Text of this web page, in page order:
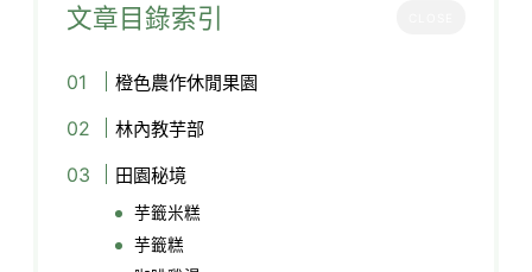
文章目錄索引
橙色農作休閒果園
林內教芋部
田園秘境
芋籤米糕
芋籤糕